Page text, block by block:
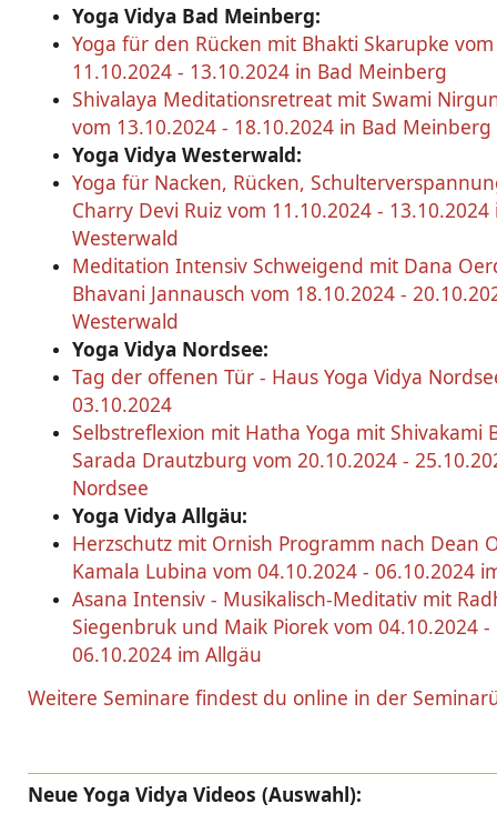
Yoga Vidya Bad Meinberg:
Yoga für den Rücken mit Bhakti Skarupke vom
11.10.2024 - 13.10.2024 in Bad Meinberg
Shivalaya Meditationsretreat mit Swami
vom 13.10.2024 - 18.10.2024 in Bad Meinberg
Yoga Vidya Westerwald:
Yoga für Nacken, Rücken,
Charry Devi Ruiz vom 11.10.2024 - 13.10.2024
Westerwald
Meditation Intensiv Schweigend mit Dana
Bhavani Jannausch vom 18.10.2024 -
Westerwald
Yoga Vidya Nordsee:
Tag der offenen Tür - Haus Yoga Vidya
03.10.2024
Selbstreflexion mit Hatha Yoga mit Shivakami
Sarada Drautzburg vom 20.10.2024 -
Nordsee
Yoga Vidya Allgäu:
Herzschutz mit Ornish Programm nach Dean
Kamala Lubina vom 04.10.2024 - 06.10.2024
Asana Intensiv - Musikalisch-Meditativ mit
Siegenbruk und Maik Piorek vom 04.10.2024 -
06.10.2024 im Allgäu
Weitere Seminare findest du online in der
Neue Yoga Vidya Videos (Auswahl):